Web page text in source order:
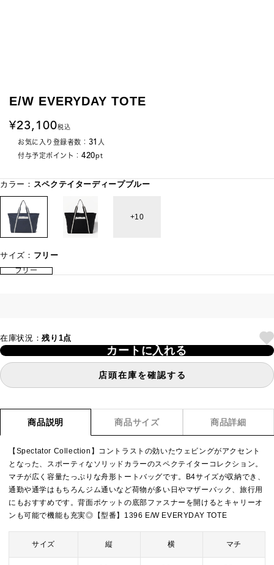
E/W EVERYDAY TOTE
23,100税込
お気に入り登録者数： 31 人
付与予定ポイント： 420pt
カラー： スペクテイターディープブルー
10
サイズ： フリー
フリー
在庫状況：残り1点
カートに入れる
店頭在庫を確認する
商品説明 商品サイズ 商品詳細
【Spectator Collection】コントラストの効いたウェビングがアクセント
となった、スポーティなソリッドカラーのスペクテイターコレクション。
マチが広く容量たっぷりな舟形トートバッグです。B4サイズが収納でき、
通勤や通学はもちろんジム通いなど荷物が多い日やマザーバック、旅行用
にもおすすめです。背面ポケットの底部ファスナーを開けるとキャリーオ
ンも可能で機能も充実◎【型番】1396 E/W EVERYDAY TOTE
サイズ 縦 横 マチ